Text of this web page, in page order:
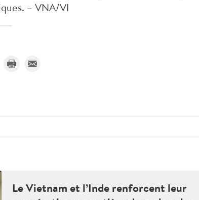
– VNA/VI
Le Vietnam et l’Inde renforcent leur